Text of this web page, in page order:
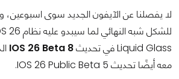
لا يفصلنا عن الآيفون الجديد سوى
Liquid Glass في تحديث
IOS 26 Beta 8
معه أيضًا تحديث IOS 26 Public Beta 5.